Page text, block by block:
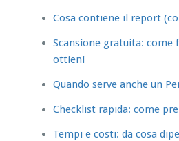
Cosa contiene il report
Scansione gratuita: come
ottieni
Quando serve anche un
Checklist rapida: come
Tempi e costi: da cosa